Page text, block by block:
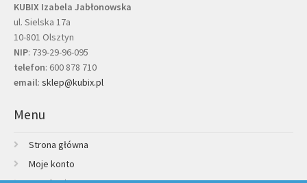
KUBIX Izabela Jabłonowska
ul. Sielska 17a
10-801 Olsztyn
NIP: 739-29-96-095
telefon: 600 878 710
email: sklep@kubix.pl
Menu
Strona główna
Moje konto